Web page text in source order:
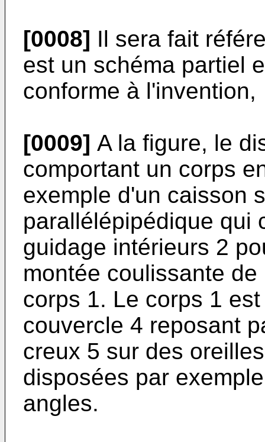
[0008] Il sera fait
est un schéma partiel
conforme à l'invention,
[0009] A la figure, le
comportant un corps
exemple d'un caisson
parallélépipédique qui
guidage intérieurs 2
montée coulissante
corps 1. Le corps 1
couvercle 4 reposant
creux 5 sur des
disposées par
angles.